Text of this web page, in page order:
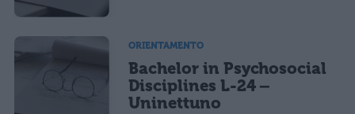
ORIENTAMENTO
Bachelor in Psychosocial
Disciplines L-24 –
Uninettuno